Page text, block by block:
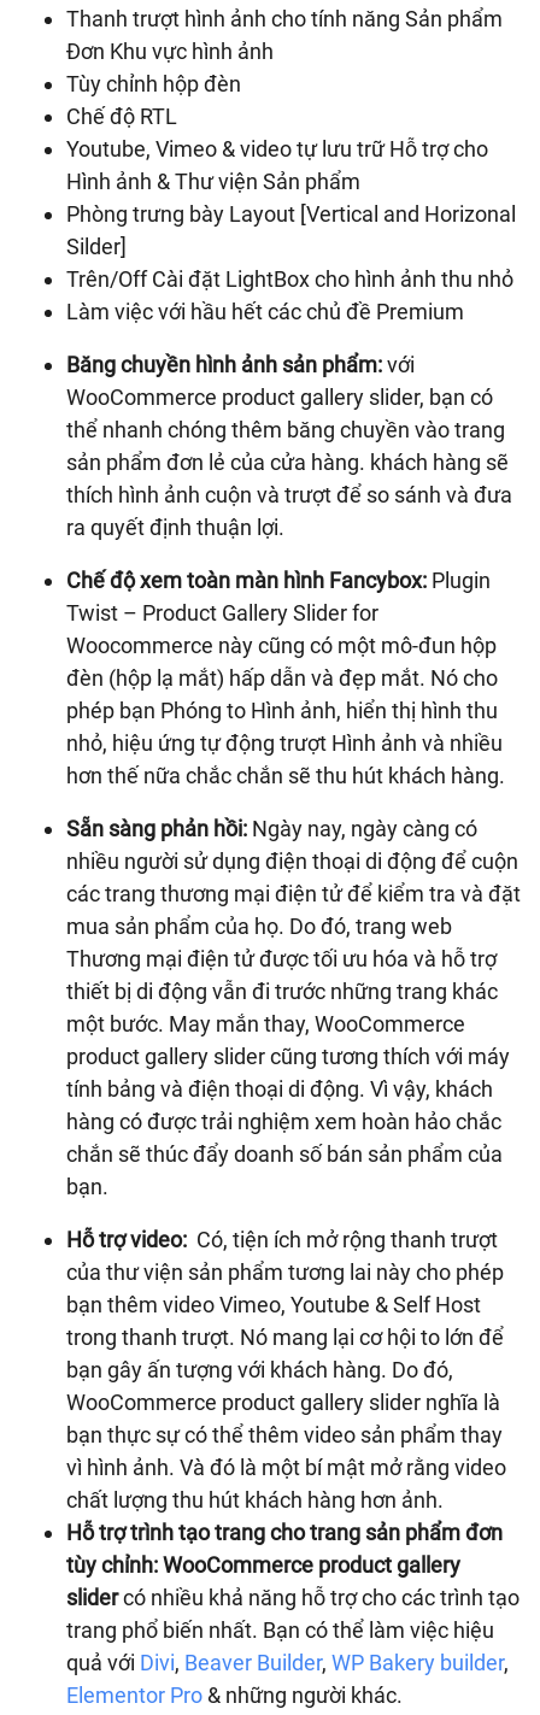
Thanh trượt hình ảnh cho tính năng Sản phẩm
Đơn Khu vực hình ảnh
Tùy chỉnh hộp đèn
Chế độ RTL
Youtube, Vimeo & video tự lưu trữ Hỗ trợ cho
Hình ảnh & Thư viện Sản phẩm
Phòng trưng bày Layout [Vertical and Horizonal
Silder]
Trên/Off Cài đặt LightBox cho hình ảnh thu nhỏ
Làm việc với hầu hết các chủ đề Premium
Băng chuyền hình ảnh sản phẩm:với
WooCommerce product gallery slider, bạn có
thể nhanh chóng thêm băng chuyền vào trang
sản phẩm đơn lẻ của cửa hàng. khách hàng sẽ
thích hình ảnh cuộn và trượt để so sánh và đưa
ra quyết định thuận lợi.
Chế độ xem toàn màn hình Fancybox: Plugin
Twist – Product Gallery Slider for
Woocommerce này cũng có một mô-đun hộp
đèn (hộp lạ mắt) hấp dẫn và đẹp mắt. Nó cho
phép bạn Phóng to Hình ảnh, hiển thị hình thu
nhỏ, hiệu ứng tự động trượt Hình ảnh và nhiều
hơn thế nữa chắc chắn sẽ thu hút khách hàng.
Sẵn sàng phản hồi: Ngày nay, ngày càng có
nhiều người sử dụng điện thoại di động để cuộn
các trang thương mại điện tử để kiểm tra và đặt
mua sản phẩm của họ. Do đó, trang web
Thương mại điện tử được tối ưu hóa và hỗ trợ
thiết bị di động vẫn đi trước những trang khác
một bước. May mắn thay, WooCommerce
product gallery slider cũng tương thích với máy
tính bảng và điện thoại di động. Vì vậy, khách
hàng có được trải nghiệm xem hoàn hảo chắc
chắn sẽ thúc đẩy doanh số bán sản phẩm của
bạn.
Hỗ trợ video: Có, tiện ích mở rộng thanh trượt
của thư viện sản phẩm tương lai này cho phép
bạn thêm video Vimeo, Youtube & Self Host
trong thanh trượt. Nó mang lại cơ hội to lớn để
bạn gây ấn tượng với khách hàng. Do đó,
WooCommerce product gallery slider nghĩa là
bạn thực sự có thể thêm video sản phẩm thay
vì hình ảnh. Và đó là một bí mật mở rằng video
chất lượng thu hút khách hàng hơn ảnh.
Hỗ trợ trình tạo trang cho trang sản phẩm đơn
tùy chỉnh: WooCommerce product gallery
slidercó nhiều khả năng hỗ trợ cho các trình tạo
trang phổ biến nhất. Bạn có thể làm việc hiệu
quả với Divi, Beaver Builder, WP Bakery builder,
Elementor Pro & những người khác.